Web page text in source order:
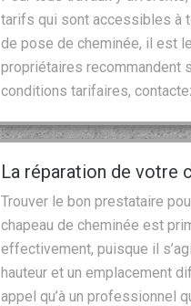
tarifs qui sont accessibles à
de pose de cheminée, il est
propriétaires
conditions tarifaires,
La réparation de votre
Trouver le bon prestataire
chapeau de cheminée est
effectivement, puisque il
hauteur et un emplacement
appel qu’à un professionnel